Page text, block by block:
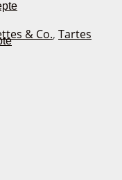
& Co., Tartes